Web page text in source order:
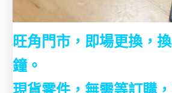
旺角門市，即場更換，
鐘。